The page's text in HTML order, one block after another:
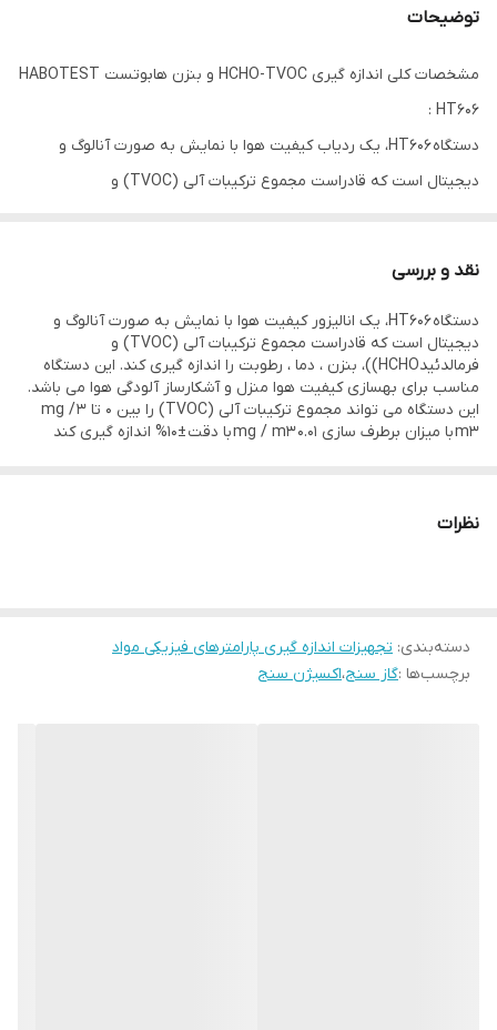
توضیحات
مشخصات کلی اندازه گیری HCHO-TVOC و بنزن هابوتست HABOTEST
HT606 :
دستگاه HT606، یک ردیاب کیفیت هوا با نمایش به صورت آنالوگ و
دیجیتال است که قادراست مجموع ترکیبات آلی (TVOC) و
حدود 207 گرم است و دارای 12 ماه گارانتی است. همچنین این دستگاه
دارای منبع تغذیه از نوع DC و به میزان 5 ولت می باشد.
مشخصات فنی اندازه گیری HCHO-TVOC و بنزن هابوتست
HABOTEST HT606 :
اندازه گیری میکند. دما در این دستگاه بین -10 تا 50 درجه سانتی گراد با
نقد و بررسی
دستگاه HT606، یک انالیزور کیفیت هوا با نمایش به صورت آنالوگ و
دیجیتال است که قادراست مجموع ترکیبات آلی (TVOC) و
فرمالدئیدHCHO))، بنزن ، دما ، رطوبت را اندازه گیری کند. این دستگاه
مناسب برای بهسازی کیفیت هوا منزل و آشکارساز آلودگی هوا می باشد.
این دستگاه می تواند مجموع ترکیبات آلی (TVOC) را بین 0 تا 3 mg /
m3 با میزان برطرف سازی 0.01 mg / m3 با دقت ±10% اندازه گیری کند
نظرات
دسته‌بندی: تجهیزات اندازه گیری پارامترهای فیزیکی مواد
برچسب‌ها :گاز سنج،اکسیژن سنج